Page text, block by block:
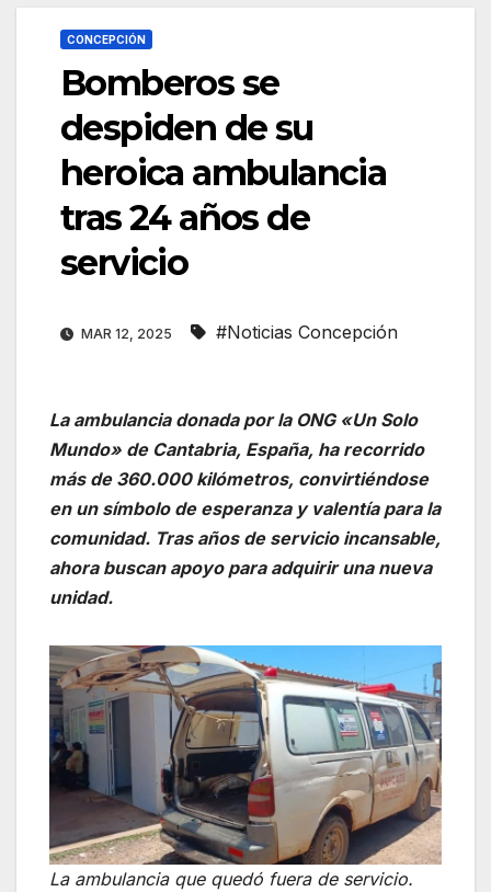
CONCEPCIÓN
Bomberos se
despiden de su
heroica ambulancia
tras 24 años de
servicio
MAR 12, 2025 #Noticias Concepción
La ambulancia donada por la ONG «Un Solo
Mundo» de Cantabria, España, ha recorrido
más de 360.000 kilómetros, convirtiéndose
en un símbolo de esperanza y valentía para la
comunidad. Tras años de servicio incansable,
ahora buscan apoyo para adquirir una nueva
unidad.
La ambulancia que quedó fuera de servicio.